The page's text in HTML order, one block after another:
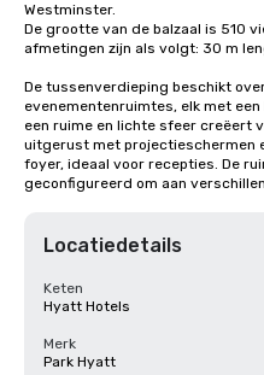
Westminster.
De grootte van de balzaal is 510
afmetingen zijn als volgt: 30 m
De tussenverdieping beschikt
evenementenruimtes, elk met
een ruime en lichte sfeer creëert
uitgerust met projectieschermen
foyer, ideaal voor recepties. De
geconfigureerd om aan
Locatiedetails
Keten
Hyatt Hotels
Merk
Park Hyatt